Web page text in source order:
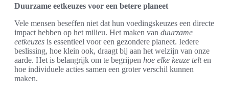
Duurzame eetkeuzes voor een betere planeet
Vele mensen beseffen niet dat hun voedingskeuzes een directe
impact hebben op het milieu. Het maken van duurzame
eetkeuzes is essentieel voor een gezondere planeet. Iedere
beslissing, hoe klein ook, draagt bij aan het welzijn van onze
aarde. Het is belangrijk om te begrijpen hoe elke keuze telten
hoe individuele acties samen een groter verschil kunnen
maken.